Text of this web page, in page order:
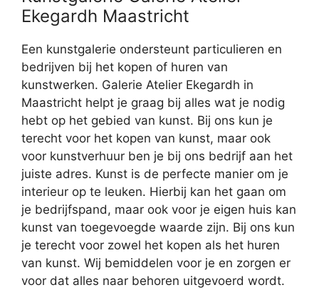
Ekegardh Maastricht
Een kunstgalerie ondersteunt particulieren en
bedrijven bij het kopen of huren van
kunstwerken. Galerie Atelier Ekegardh in
Maastricht helpt je graag bij alles wat je nodig
hebt op het gebied van kunst. Bij ons kun je
terecht voor het kopen van kunst, maar ook
voor kunstverhuur ben je bij ons bedrijf aan het
juiste adres. Kunst is de perfecte manier om je
interieur op te leuken. Hierbij kan het gaan om
je bedrijfspand, maar ook voor je eigen huis kan
kunst van toegevoegde waarde zijn. Bij ons kun
je terecht voor zowel het kopen als het huren
van kunst. Wij bemiddelen voor je en zorgen er
voor dat alles naar behoren uitgevoerd wordt.